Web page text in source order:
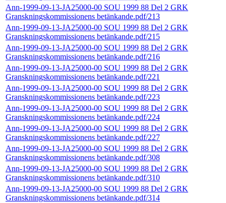
Ann-1999-09-13-JA25000-00 SOU 1999 88 Del 2 GRK
Granskningskommissionens betänkande.pdf/213
Ann-1999-09-13-JA25000-00 SOU 1999 88 Del 2 GRK
Granskningskommissionens betänkande.pdf/215
Ann-1999-09-13-JA25000-00 SOU 1999 88 Del 2 GRK
Granskningskommissionens betänkande.pdf/216
Ann-1999-09-13-JA25000-00 SOU 1999 88 Del 2 GRK
Granskningskommissionens betänkande.pdf/221
Ann-1999-09-13-JA25000-00 SOU 1999 88 Del 2 GRK
Granskningskommissionens betänkande.pdf/223
Ann-1999-09-13-JA25000-00 SOU 1999 88 Del 2 GRK
Granskningskommissionens betänkande.pdf/224
Ann-1999-09-13-JA25000-00 SOU 1999 88 Del 2 GRK
Granskningskommissionens betänkande.pdf/227
Ann-1999-09-13-JA25000-00 SOU 1999 88 Del 2 GRK
Granskningskommissionens betänkande.pdf/308
Ann-1999-09-13-JA25000-00 SOU 1999 88 Del 2 GRK
Granskningskommissionens betänkande.pdf/310
Ann-1999-09-13-JA25000-00 SOU 1999 88 Del 2 GRK
Granskningskommissionens betänkande.pdf/314